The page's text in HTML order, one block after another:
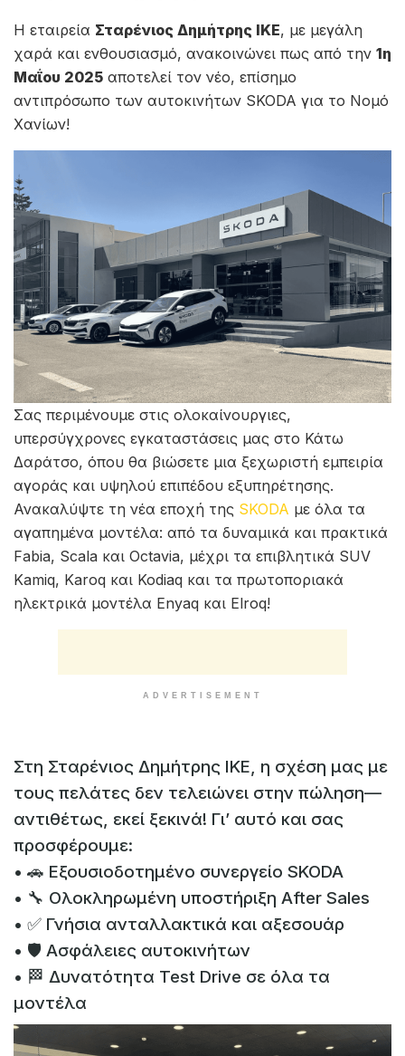
Η εταιρεία Σταρένιος Δημήτρης ΙΚΕ, με μεγάλη
χαρά και ενθουσιασμό, ανακοινώνει πως από την 1η
Μαΐου 2025 αποτελεί τον νέο, επίσημο
αντιπρόσωπο των αυτοκινήτων SKODA για το Νομό
Χανίων!
Σας περιμένουμε στις ολοκαίνουργιες,
υπερσύγχρονες εγκαταστάσεις μας στο Κάτω
Δαράτσο, όπου θα βιώσετε μια ξεχωριστή εμπειρία
αγοράς και υψηλού επιπέδου εξυπηρέτησης.
Ανακαλύψτε τη νέα εποχή της SKODA με όλα τα
αγαπημένα μοντέλα: από τα δυναμικά και πρακτικά
Fabia, Scala και Octavia, μέχρι τα επιβλητικά SUV
Kamiq, Karoq και Kodiaq και τα πρωτοποριακά
ηλεκτρικά μοντέλα Enyaq και Elroq!
ADVERTISEMENT
Στη Σταρένιος Δημήτρης ΙΚΕ, η σχέση μας με
τους πελάτες δεν τελειώνει στην πώληση—
αντιθέτως, εκεί ξεκινά! Γι’ αυτό και σας
προσφέρουμε:
• 🚗 Εξουσιοδοτημένο συνεργείο SKODA
• 🔧 Ολοκληρωμένη υποστήριξη After Sales
• ✅ Γνήσια ανταλλακτικά και αξεσουάρ
• 🛡️ Ασφάλειες αυτοκινήτων
• 🏁 Δυνατότητα Test Drive σε όλα τα
μοντέλα